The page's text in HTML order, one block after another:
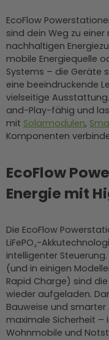
EcoFlow
sind dein Weg zu
nachhaltigen
mobile Energiequelle
Systems – die Geräte
eine beeindruckende
vielseitige
and-Play-fähig und
mit Solarmodulen,
Komponenten
EcoFlow
Energie mit
Die EcoFlow
LiFePO₄-
intelligenter
(und in einigen
Rapid Charge) sind
wieder aufgeladen.
Bauweise und
maximale Sicherheit –
Wohnmobile und